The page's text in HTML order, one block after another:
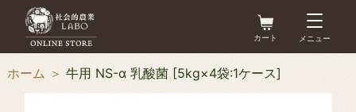
カート
メニュー
最新情報 お問い合わせ
ホーム ＞ 牛用 NS-α 乳酸菌 [5kg×4袋:1ケース]